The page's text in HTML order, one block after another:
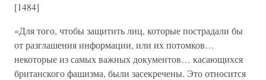
[1484]
«Для того, чтобы защитить лиц, которые пострадали бы
от разглашения информации, или их потомков…
некоторые из самых важных документов… касающихся
британского фашизма, были засекречены. Это относится